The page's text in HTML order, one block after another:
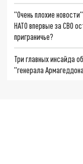
"Очень плохие
НАТО впервые за СВО
приграничье?
Три главных инсайда
"генерала